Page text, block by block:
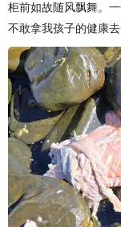
柜前如故随风飘舞。
不敢拿我孩子的健康